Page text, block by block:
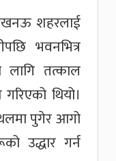
शहरलाई
भवनभित्र
लागि तत्काल
थियो।
पुगेर आगो
उद्धार गर्न